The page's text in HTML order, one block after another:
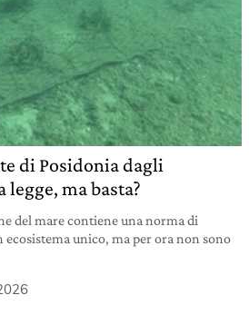
di Posidonia dagli
legge, ma basta?
del mare contiene una norma di
unico, ma per ora non sono